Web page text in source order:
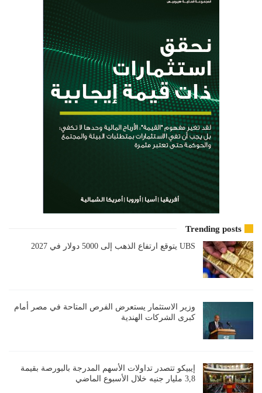
Trending posts
UBS يتوقع ارتفاع الذهب إلى 5000 دولار في 2027
وزير الاستثمار يستعرض الفرص المتاحة في مصر أمام
كبرى الشركات الهندية
إيبيكو تتصدر تداولات الأسهم المدرجة بالبورصة بقيمة
3,8 مليار جنيه خلال الأسبوع الماضي